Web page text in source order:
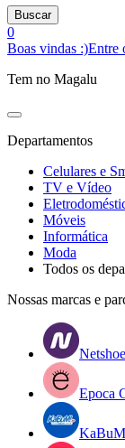
Buscar
0
Boas vindas :)Entre
Tem no Magalu
Departamentos
Celulares e
TV e Vídeo
Móveis
Informática
Moda
Todos os
Nossas marcas e
Epoca